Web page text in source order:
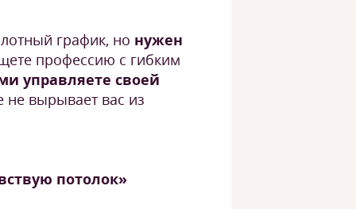
график, но нужен
профессию с гибким
управляете своей
не вырывает вас из
потолок»